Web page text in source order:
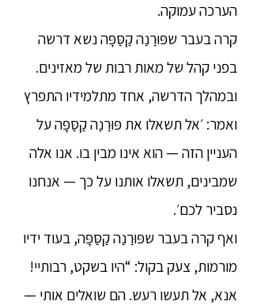
הערכה עמוקה.
קרה בעבר שפּוּרַנַה קַסַּפָּה נשא דרשה
בפני קהל של מאות רבות של מאזינים.
ובמהלך הדרשה, אחד מתלמידיו התפרץ
ואמר: ׳אל תשאלו את פּוּרַנַה קַסַּפָּה על
העניין הזה — הוא אינו מבין בו. אנו אלה
שמבינים, תשאלו אותנו על כך — אנחנו
נסביר לכם׳.
ואף קרה בעבר שפּוּרַנַה קַסַּפָּה, בעוד ידיו
מורמות, צעק בקול: “היו בשקט, רבותיי!
אנא, אל תעשו רעש. הם שואלים אותי —